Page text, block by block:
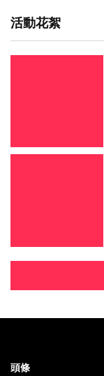
活動花絮
頭條